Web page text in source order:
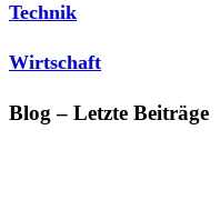
Technik
Wirtschaft
Blog – Letzte Beiträge